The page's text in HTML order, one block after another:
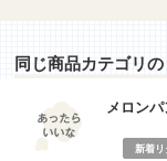
同じ商品カテゴリ
メロンパ
新着リ